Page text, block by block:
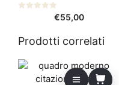
5
€55,00
Prodotti correlati